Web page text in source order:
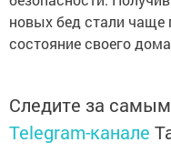
новых бед стали чаще
состояние своего
Следите за
Telegram-канале